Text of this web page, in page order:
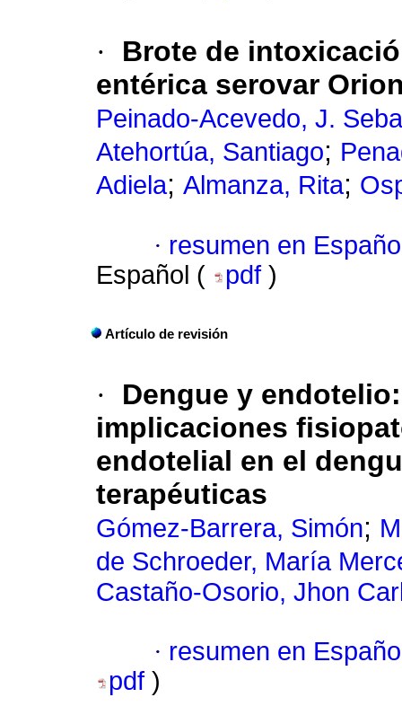
·
Brote de
entérica serovar
Peinado-Acevedo, J.
Atehortúa, Santiago;
Adiela; Almanza, Rita;
· resumen en
Español (
pdf )
Artículo de revisión
·
Dengue y
implicaciones
endotelial en el
terapéuticas
Gómez-Barrera, Simón;
de Schroeder, María
Castaño-Osorio, Jhon
· resumen en
pdf )